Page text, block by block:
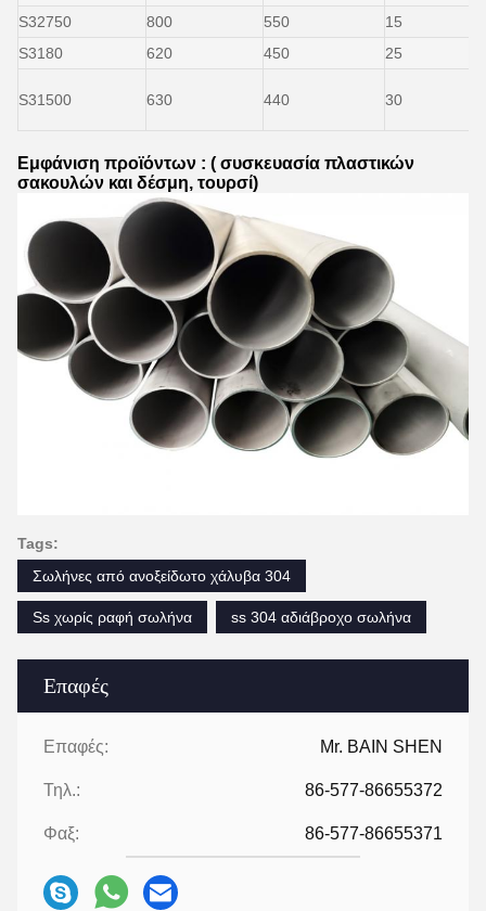
Επαφές
Επαφές: Mr. BAIN SHEN
Τηλ.: 86-577-86655372
Φαξ: 86-577-86655371
S32750 800 550 15
S3180
620 450 25
S31500 630 440 30
Εμφάνιση προϊόντων : ( συσκευασία πλαστικών
σακουλών και δέσμη, τουρσί)
Tags:
Σωλήνες από ανοξείδωτο χάλυβα 304
Ss χωρίς ραφή σωλήνα ss 304 αδιάβροχο σωλήνα